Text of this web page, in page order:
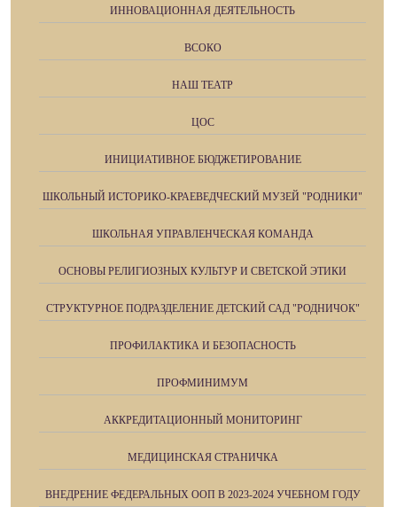
ИННОВАЦИОННАЯ ДЕЯТЕЛЬНОСТЬ
ВСОКО
НАШ ТЕАТР
ЦОС
ИНИЦИАТИВНОЕ БЮДЖЕТИРОВАНИЕ
ШКОЛЬНЫЙ ИСТОРИКО-КРАЕВЕДЧЕСКИЙ МУЗЕЙ "РОДНИКИ"
ШКОЛЬНАЯ УПРАВЛЕНЧЕСКАЯ КОМАНДА
ОСНОВЫ РЕЛИГИОЗНЫХ КУЛЬТУР И СВЕТСКОЙ ЭТИКИ
СТРУКТУРНОЕ ПОДРАЗДЕЛЕНИЕ ДЕТСКИЙ САД "РОДНИЧОК"
ПРОФИЛАКТИКА И БЕЗОПАСНОСТЬ
ПРОФМИНИМУМ
АККРЕДИТАЦИОННЫЙ МОНИТОРИНГ
МЕДИЦИНСКАЯ СТРАНИЧКА
ВНЕДРЕНИЕ ФЕДЕРАЛЬНЫХ ООП В 2023-2024 УЧЕБНОМ ГОДУ